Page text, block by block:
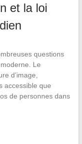
et la loi
questions
Le
d’image,
accessible que
de personnes dans